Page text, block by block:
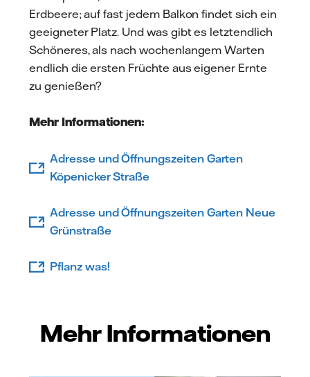
Erdbeere; auf fast jedem Balkon findet sich ein
geeigneter Platz. Und was gibt es letztendlich
Schöneres, als nach wochenlangem Warten
endlich die ersten Früchte aus eigener Ernte
zu genießen?
Mehr Informationen:
Adresse und Öffnungszeiten Garten
Köpenicker Straße
Adresse und Öffnungszeiten Garten Neue
Grünstraße
Pflanz was!
Mehr Informationen